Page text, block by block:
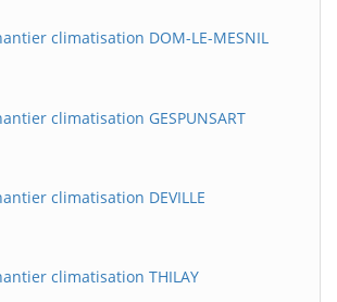
climatisation DOM-LE-MESNIL
climatisation GESPUNSART
climatisation DEVILLE
climatisation THILAY